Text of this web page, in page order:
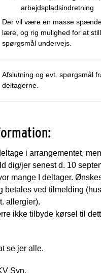
arbejdspladsindretning
Der vil være en masse
lære, og rig mulighed for at
spørgsmål undervejs.
Afslutning og evt. spørgsmål
deltagerne.
i arrangementet,
dig/jer senest d. 10
mange I deltager.
betales ved tilmelding
allergier).
ikke tilbyde kørsel til
se jer alle.
Syn.